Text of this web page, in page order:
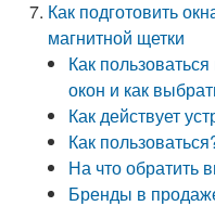
Как подготовить
магнитной щетки
Как
окон и как
Как действует
Как
На что обратить
Бренды в